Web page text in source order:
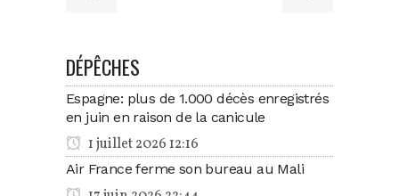
DÉPÊCHES
Espagne: plus de 1.000 décès enregistrés
en juin en raison de la canicule
1 juillet 2026 12:16
Air France ferme son bureau au Mali